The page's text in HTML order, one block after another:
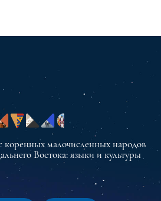
коренных малочисленных народов
Востока: языки и культуры